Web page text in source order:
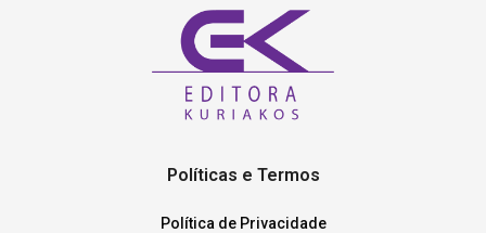
Políticas e Termos
Política de Privacidade